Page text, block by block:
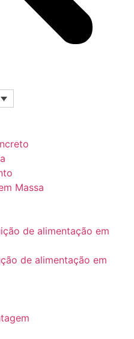
Massa
de alimentação em
de alimentação em